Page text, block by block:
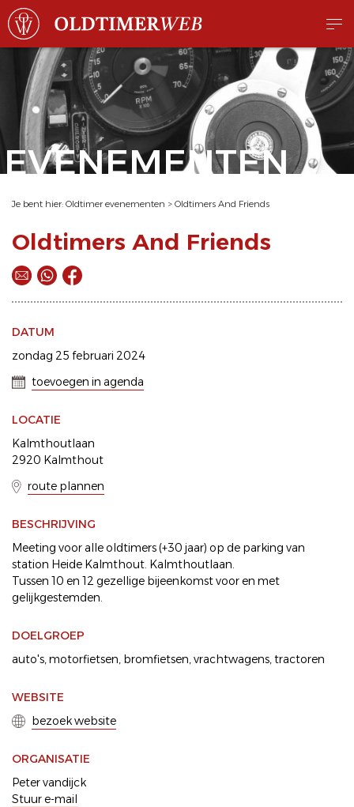
EVENEMENTEN
Je bent hier: Oldtimer evenementen > Oldtimers And Friends
Oldtimers And Friends
DATUM
zondag 25 februari 2024
toevoegen in agenda
LOCATIE
Kalmthoutlaan
2920 Kalmthout
route plannen
BESCHRIJVING
Meeting voor alle oldtimers (+30 jaar) op de parking van
station Heide Kalmthout. Kalmthoutlaan.
Tussen 10 en 12 gezellige bijeenkomst voor en met
gelijkgestemden.
DOELGROEP
auto's motorfietsen bromfietsen vrachtwagens tractoren
WEBSITE
bezoek website
ORGANISATIE
Peter vandijck
Stuur e-mail